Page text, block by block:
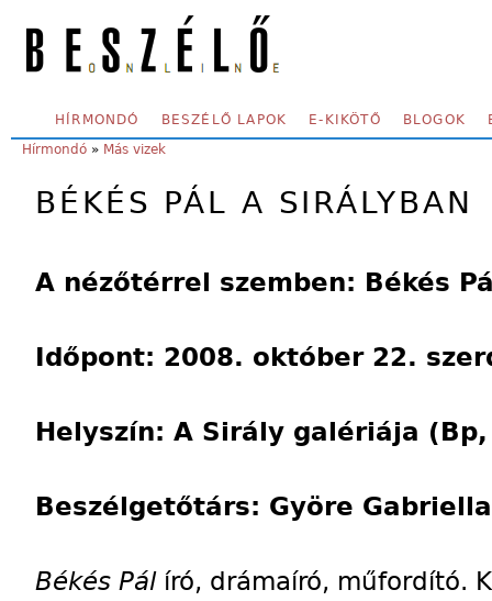
SECONDARY MENU
HÍRMONDÓ BESZÉLŐ LAPOK E-KIKÖTŐ BLOGOK
YOU ARE HERE:
Hírmondó » Más vizek
BÉKÉS PÁL A SIRÁLYBAN
A nézőtérrel szemben: Békés
Időpont: 2008. október 22.
Helyszín: A Sirály galériája
Beszélgetőtárs: Györe Gabriella
Békés Pálíró, drámaíró, műfordító.